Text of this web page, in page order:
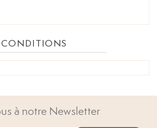
CONDITIONS
à notre Newsletter